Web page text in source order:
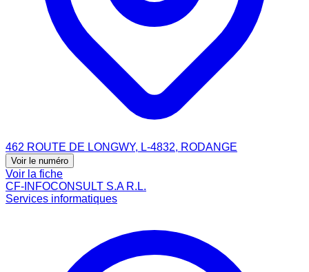
462 ROUTE DE LONGWY, L-4832, RODANGE
Voir le numéro
Voir la fiche
CF-INFOCONSULT S.A R.L.
Services informatiques